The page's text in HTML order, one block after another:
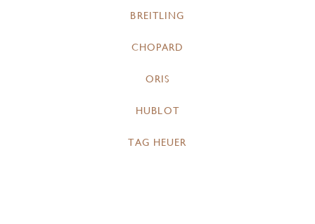
BREITLING
CHOPARD
ORIS
HUBLOT
TAG HEUER